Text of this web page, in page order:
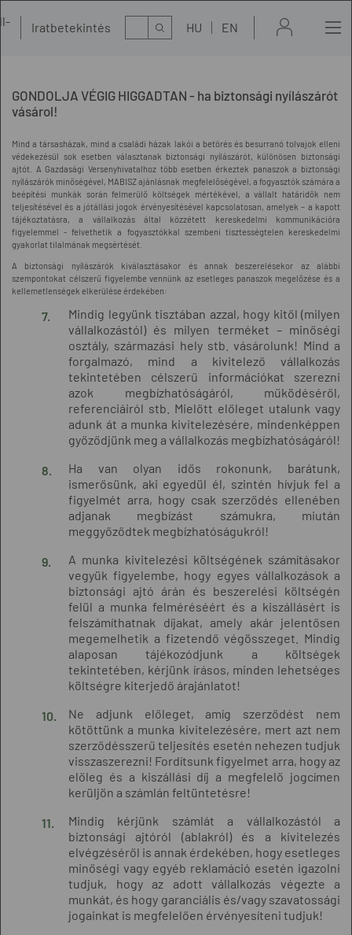
Iratbetekintés Kereső HU EN
GONDOLJA VÉGIG HIGGADTAN - ha biztonsági nyílászárót
vásárol!
Mind a társasházak, mind a családi házak lakói a betörés és besurranó tolvajok elleni
védekezésül sok esetben választanak biztonsági nyílászárót, különösen biztonsági
ajtót. A Gazdasági Versenyhivatalhoz több esetben érkeztek panaszok a biztonsági
nyílászárók minőségével, MABISZ ajánlásnak megfelelőségével, a fogyasztók számára a
beépítési munkák során felmerülő költségek mértékével, a vállalt határidők nem
teljesítésével és a jótállási jogok érvényesítésével kapcsolatosan, amelyek – a kapott
tájékoztatásra, a vállalkozás által közzétett kereskedelmi kommunikációra
figyelemmel - felvethetik a fogyasztókkal szembeni tisztességtelen kereskedelmi
gyakorlat tilalmának megsértését.
A biztonsági nyílászárók kiválasztásakor és annak beszerelésekor az alábbi
szempontokat célszerű figyelembe vennünk az esetleges panaszok megelőzése és a
kellemetlenségek elkerülése érdekében:
Mindig legyünk tisztában azzal, hogy kitől (milyen
vállalkozástól) és milyen terméket – minőségi
osztály, származási hely stb. vásárolunk! Mind a
forgalmazó, mind a kivitelező vállalkozás
tekintetében célszerű információkat szerezni
azok megbízhatóságáról, működéséről,
referenciáiról stb. Mielőtt előleget utalunk vagy
adunk át a munka kivitelezésére, mindenképpen
győződjünk meg a vállalkozás megbízhatóságáról!
Ha van olyan idős rokonunk, barátunk,
ismerősünk, aki egyedül él, szintén hívjuk fel a
figyelmét arra, hogy csak szerződés ellenében
adjanak megbízást számukra, miután
meggyőződtek megbízhatóságukról!
A munka kivitelezési költségének számításakor
vegyük figyelembe, hogy egyes vállalkozások a
biztonsági ajtó árán és beszerelési költségén
felül a munka felméréséért és a kiszállásért is
felszámíthatnak díjakat, amely akár jelentősen
megemelhetik a fizetendő végösszeget. Mindig
alaposan tájékozódjunk a költségek
tekintetében, kérjünk írásos, minden lehetséges
költségre kiterjedő árajánlatot!
Ne adjunk előleget, amíg szerződést nem
kötöttünk a munka kivitelezésére, mert azt nem
szerződésszerű teljesítés esetén nehezen tudjuk
visszaszerezni! Fordítsunk figyelmet arra, hogy az
előleg és a kiszállási díj a megfelelő jogcímen
kerüljön a számlán feltüntetésre!
Mindig kérjünk számlát a vállalkozástól a
biztonsági ajtóról (ablakról) és a kivitelezés
elvégzéséről is annak érdekében, hogy esetleges
minőségi vagy egyéb reklamáció esetén igazolni
tudjuk, hogy az adott vállalkozás végezte a
munkát, és hogy garanciális és/vagy szavatossági
jogainkat is megfelelően érvényesíteni tudjuk!